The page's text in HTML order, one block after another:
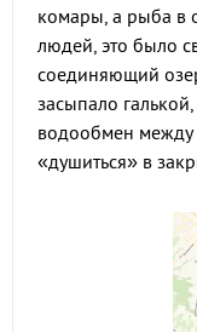
комары, а рыба в
людей, это было
соединяющий
засыпало
водообмен между
«душиться» в